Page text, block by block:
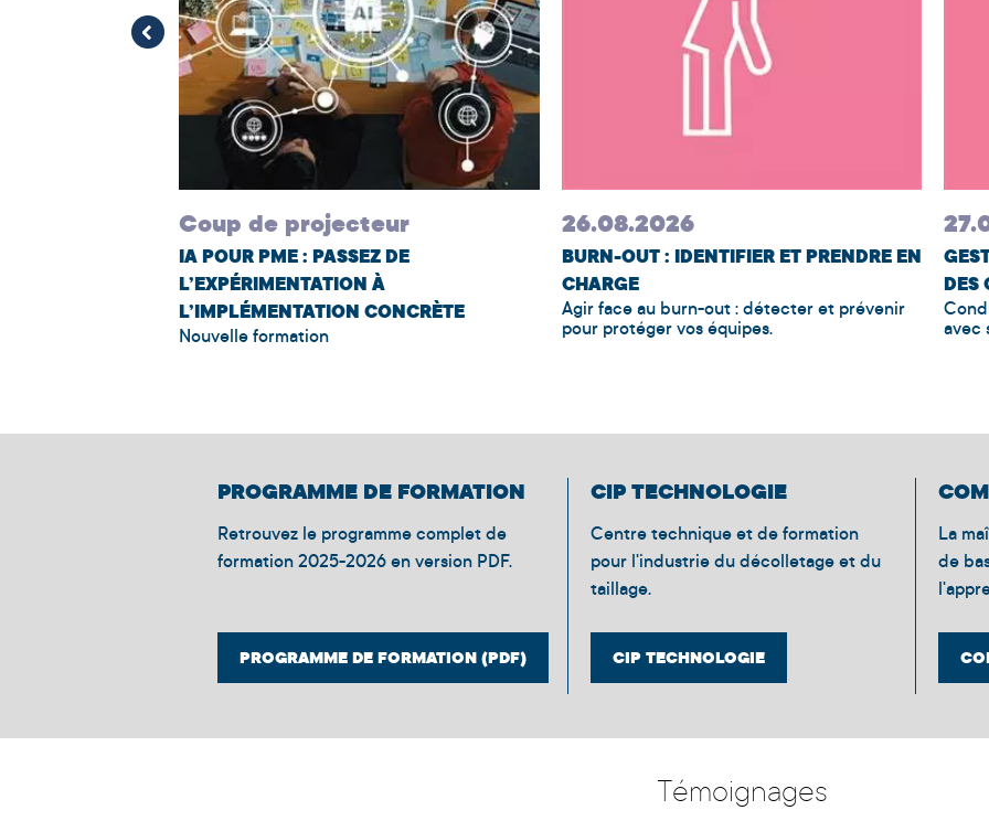
Coup de projecteur
IA POUR PME : PASSEZ DE
L’EXPÉRIMENTATION À
L’IMPLÉMENTATION CONCRÈTE
Nouvelle formation
26.08.2026
BURN-OUT : IDENTIFIER ET PRENDRE EN
CHARGE
Agir face au burn-out : détecter et prévenir
pour protéger vos équipes.
DES
avec
PROGRAMME DE FORMATION
Retrouvez le programme complet de
formation 2025-2026 en version PDF.
PROGRAMME DE FORMATION (PDF)
CIP TECHNOLOGIE
Centre technique et de formation
pour l'industrie du décolletage et du
taillage.
CIP TECHNOLOGIE
La
de
Témoignages